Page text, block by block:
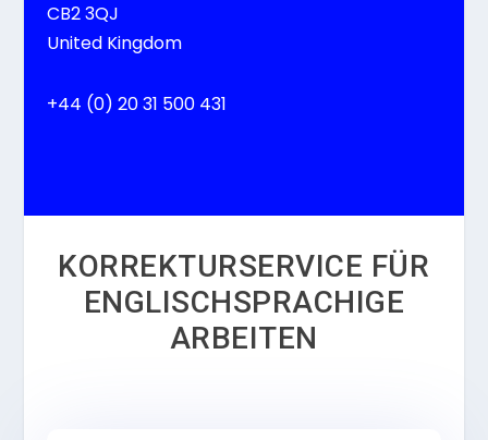
CB2 3QJ
United Kingdom
+44 (0) 20 31 500 431
KORREKTURSERVICE FÜR
ENGLISCHSPRACHIGE
ARBEITEN